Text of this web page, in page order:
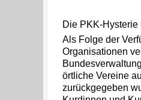
Die PKK-Hysterie
Als Folge der
Organisationen
örtliche Vereine
zurückgegeben